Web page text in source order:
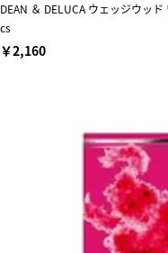
DEAN ＆ DELUCA ウェッジウッ
cs
￥2,160